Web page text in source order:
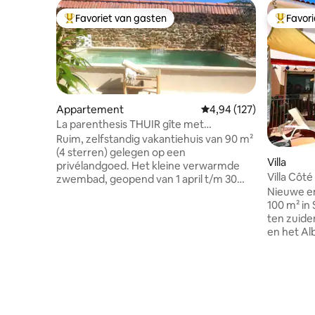
Topfavoriet van gasten
Favoriet van gasten
Appartement Gemiddelde
4,94 (127)
La parenthesis THUIR gîte met
verwarmd zwembad
Ruim, zelfstandig vakantiehuis van 90 m²
(4 sterren) gelegen op een
privélandgoed. Het kleine verwarmde
zwembad, geopend van 1 april t/m 30
Villa
Villa Côté
#
Nieuwe
100 m²
ten
en het